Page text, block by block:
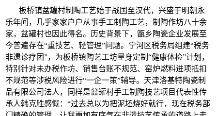
板桥镇盆罐村制陶工艺始于战国至汉代，兴盛于明朝永
乐年间，几乎家家户户从事手工制陶工艺，制陶作坊八十余
家，盆罐村也因此得名。历史背景下，甑乡陶瓷企业发展至
今普遍存在“重技艺、轻管理”问题。宁河区税务局组建“税务
非遗诊疗团”，为板桥镇陶艺工坊量身定制“健康体检”计划，
特别针对未办税作坊、销售台账不规范、窑炉燃料进项抵扣
不规范等涉税风险进行“一企一策”辅导。天津洛基特陶瓷制
品有限公司法人，同样是盆罐村手工制陶技艺项目代表性传
承人韩克胜感慨：“过去总以为把泥坯烧好就行，现在税务部